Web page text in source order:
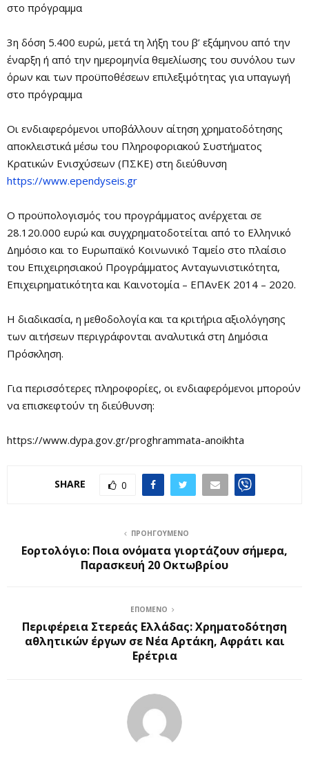
στο πρόγραμμα
3η δόση 5.400 ευρώ, μετά τη λήξη του β’ εξάμηνου από την
έναρξη ή από την ημερομηνία θεμελίωσης του συνόλου των
όρων και των προϋποθέσεων επιλεξιμότητας για υπαγωγή
στο πρόγραμμα
Οι ενδιαφερόμενοι υποβάλλουν αίτηση χρηματοδότησης
αποκλειστικά μέσω του Πληροφοριακού Συστήματος
Κρατικών Ενισχύσεων (ΠΣΚΕ) στη διεύθυνση
https://www.ependyseis.gr
Ο προϋπολογισμός του προγράμματος ανέρχεται σε
28.120.000 ευρώ και συγχρηματοδοτείται από το Ελληνικό
Δημόσιο και το Ευρωπαϊκό Κοινωνικό Ταμείο στο πλαίσιο
του Επιχειρησιακού Προγράμματος Ανταγωνιστικότητα,
Επιχειρηματικότητα και Καινοτομία – ΕΠΑνΕΚ 2014 – 2020.
Η διαδικασία, η μεθοδολογία και τα κριτήρια αξιολόγησης
των αιτήσεων περιγράφονται αναλυτικά στη Δημόσια
Πρόσκληση.
Για περισσότερες πληροφορίες, οι ενδιαφερόμενοι μπορούν
να επισκεφτούν τη διεύθυνση:
https://www.dypa.gov.gr/proghrammata-anoikhta
SHARE 0
ΠΡΟΗΓΟΎΜΕΝΟ
Εορτολόγιο: Ποια ονόματα γιορτάζουν σήμερα,
Παρασκευή 20 Οκτωβρίου
ΕΠΌΜΕΝΟ
Περιφέρεια Στερεάς Ελλάδας: Χρηματοδότηση
αθλητικών έργων σε Νέα Αρτάκη, Αφράτι και
Ερέτρια